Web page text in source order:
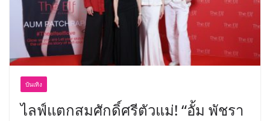
บันเทิง
ไลฟ์แตกสมศักดิ์ศรีตัวแม่! “อั้ม พัชรา